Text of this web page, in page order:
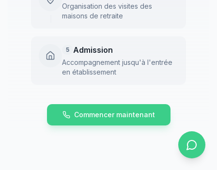
Organisation des visites des
maisons de retraite
5 Admission
Accompagnement jusqu'à l'entrée
en établissement
Commencer maintenant